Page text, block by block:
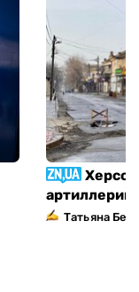
Татьяна